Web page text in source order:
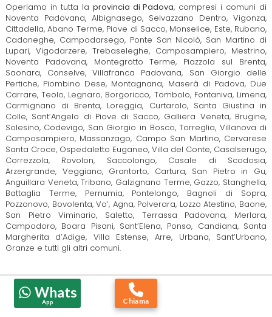
Operiamo in tutta la provincia di Padova, compresi i comuni di
Noventa Padovana, Albignasego, Selvazzano Dentro,Vigonza,
Cittadella,Abano Terme, Piove di Sacco, Monselice, Este, Rubano,
Cadoneghe, Campodarsego, Ponte San Nicolò, San Martino di
Lupari, Vigodarzere, Trebaseleghe, Camposampiero, Mestrino,
Noventa Padovana, Montegrotto Terme, Piazzola sul Brenta,
Saonara, Conselve, Villafranca Padovana, San Giorgio delle
Pertiche, Piombino Dese, Montagnana, Maserà di Padova, Due
Carrare, Teolo, Legnaro, Borgoricco, Tombolo, Fontaniva, Limena,
Carmignano di Brenta, Loreggia, Curtarolo, Santa Giustina in
Colle, Sant’Angelo di Piove di Sacco, Galliera Veneta, Brugine,
Solesino, Codevigo, San Giorgio in Bosco, Torreglia, Villanova di
Camposampiero, Massanzago, Campo San Martino, Cervarese
Santa Croce, Ospedaletto Euganeo, Villa del Conte, Casalserugo,
Correzzola, Rovolon, Saccolongo, Casale di Scodosia,
Arzergrande, Veggiano, Grantorto, Cartura, San Pietro in Gu,
Anguillara Veneta, Tribano, Galzignano Terme, Gazzo, Stanghella,
Battaglia Terme, Pernumia, Pontelongo, Bagnoli di Sopra,
Pozzonovo, Bovolenta, Vo’, Agna, Polverara, Lozzo Atestino, Baone,
San Pietro Viminario, Saletto, Terrassa Padovana, Merlara,
Campodoro, Boara Pisani, Sant’Elena, Ponso, Candiana, Santa
Margherita d’Adige, Villa Estense, Arre, Urbana, Sant’Urbano,
Granze e tutti gli altri comuni.
Whats
App Chiama